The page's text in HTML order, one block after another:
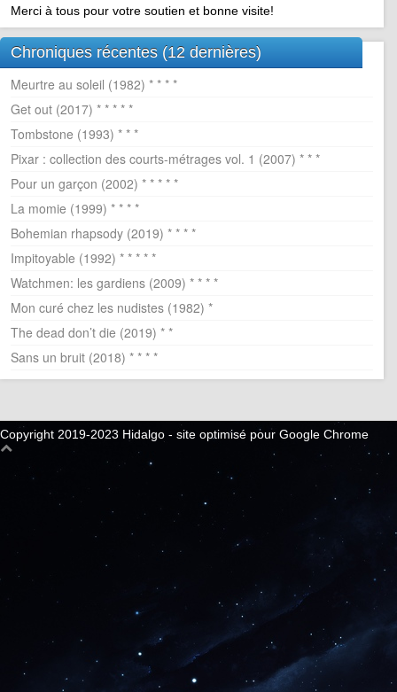
Merci à tous pour votre soutien et bonne visite!
Chroniques récentes (12 dernières)
Meurtre au soleil (1982) * * * *
Get out (2017) * * * * *
Tombstone (1993) * * *
Pixar : collection des courts-métrages vol. 1 (2007) * * *
Pour un garçon (2002) * * * * *
La momie (1999) * * * *
Bohemian rhapsody (2019) * * * *
Impitoyable (1992) * * * * *
Watchmen: les gardiens (2009) * * * *
Mon curé chez les nudistes (1982) *
The dead don’t die (2019) * *
Sans un bruit (2018) * * * *
Copyright 2019-2023 Hidalgo - site optimisé pour Google Chrome